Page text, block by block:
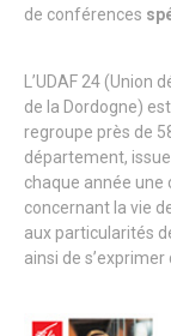
de conférences
L’UDAF 24
de la Dordogne)
regroupe près de
département,
chaque année une
concernant la vie
aux particularités
ainsi de